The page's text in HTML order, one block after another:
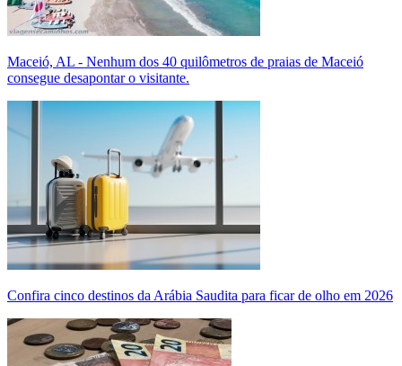
Maceió, AL - Nenhum dos 40 quilômetros de praias de Maceió
consegue desapontar o visitante.
Confira cinco destinos da Arábia Saudita para ficar de olho em 2026